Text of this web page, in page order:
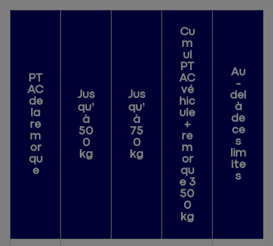
PT
AC
de
la
re
m
or
qu
e
Jus
qu’
à
50
0
kg
Jus
qu’
à
75
0
kg
Cu
m
ul
PT
AC
vé
hic
ule
+
re
m
or
qu
e 3
50
0
kg
Au
-
del
à
de
ce
s
lim
ite
s